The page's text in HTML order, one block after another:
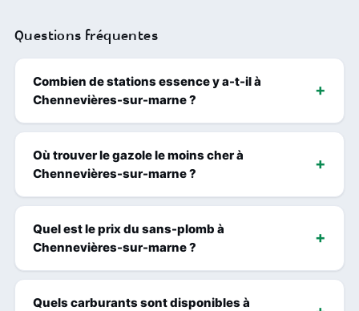
Questions fréquentes
Combien de stations essence y a-t-il à
Chennevières-sur-marne ?
Où trouver le gazole le moins cher à
Chennevières-sur-marne ?
Quel est le prix du sans-plomb à
Chennevières-sur-marne ?
Quels carburants sont disponibles à